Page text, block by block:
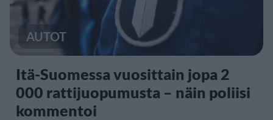
AUTOT
Itä-Suomessa vuosittain jopa 2
000 rattijuopumusta – näin poliisi
kommentoi